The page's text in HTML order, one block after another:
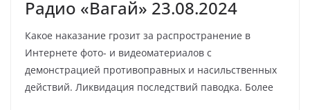
Радио «Вагай» 23.08.2024
Какое наказание грозит за распространение в
Интернете фото- и видеоматериалов с
демонстрацией противоправных и насильственных
действий. Ликвидация последствий паводка. Более